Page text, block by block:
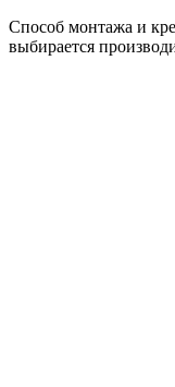
Способ монтажа и
выбирается